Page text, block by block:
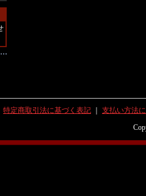
特定商取引法に基づく表記
支払い方法